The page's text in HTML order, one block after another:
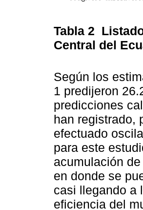
Tabla 2
Central del
Según los
1 predijeron
predicciones
han registrado,
efectuado
para este
acumulación
en donde se
casi llegando a
eficiencia del